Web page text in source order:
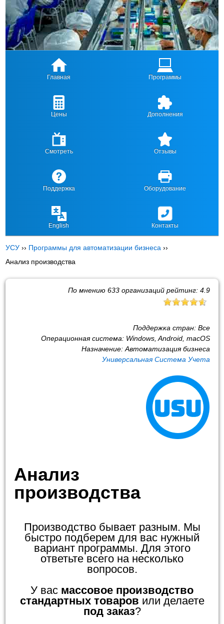
Главная Программы
Цены Дополнения
Смотреть Отзывы
Поддержка Оборудование
English Контакты
УСУ ›› Программы для автоматизации бизнеса ››
Анализ производства
По мнению 633организаций рейтинг: 4.9
Поддержка стран: Все
Операционная система: Windows, Android, macOS
Назначение: Автоматизация бизнеса
Универсальная Система Учета
Анализ
производства
Производство бывает разным. Мы
быстро подберем для вас нужный
вариант программы. Для этого
ответьте всего на несколько
вопросов.
У вас массовое производство
стандартных товаров или делаете
под заказ?